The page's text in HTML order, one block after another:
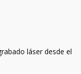
láser desde el